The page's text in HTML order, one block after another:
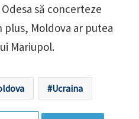
să concerteze
Moldova ar putea
Mariupol.
Ucraina